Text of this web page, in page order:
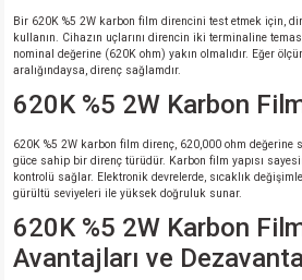
Bir 620K %5 2W karbon film direncini test etmek için,
kullanın. Cihazın uçlarını direncin iki terminaline
nominal değerine (620K ohm) yakın olmalıdır. Eğer
aralığındaysa, direnç sağlamdır.
620K %5 2W Karbon
620K %5 2W karbon film direnç, 620,000 ohm değerine
güce sahip bir direnç türüdür. Karbon film yapısı
kontrolü sağlar. Elektronik devrelerde, sıcaklık
gürültü seviyeleri ile yüksek doğruluk sunar.
620K %5 2W Karbon
Avantajları ve